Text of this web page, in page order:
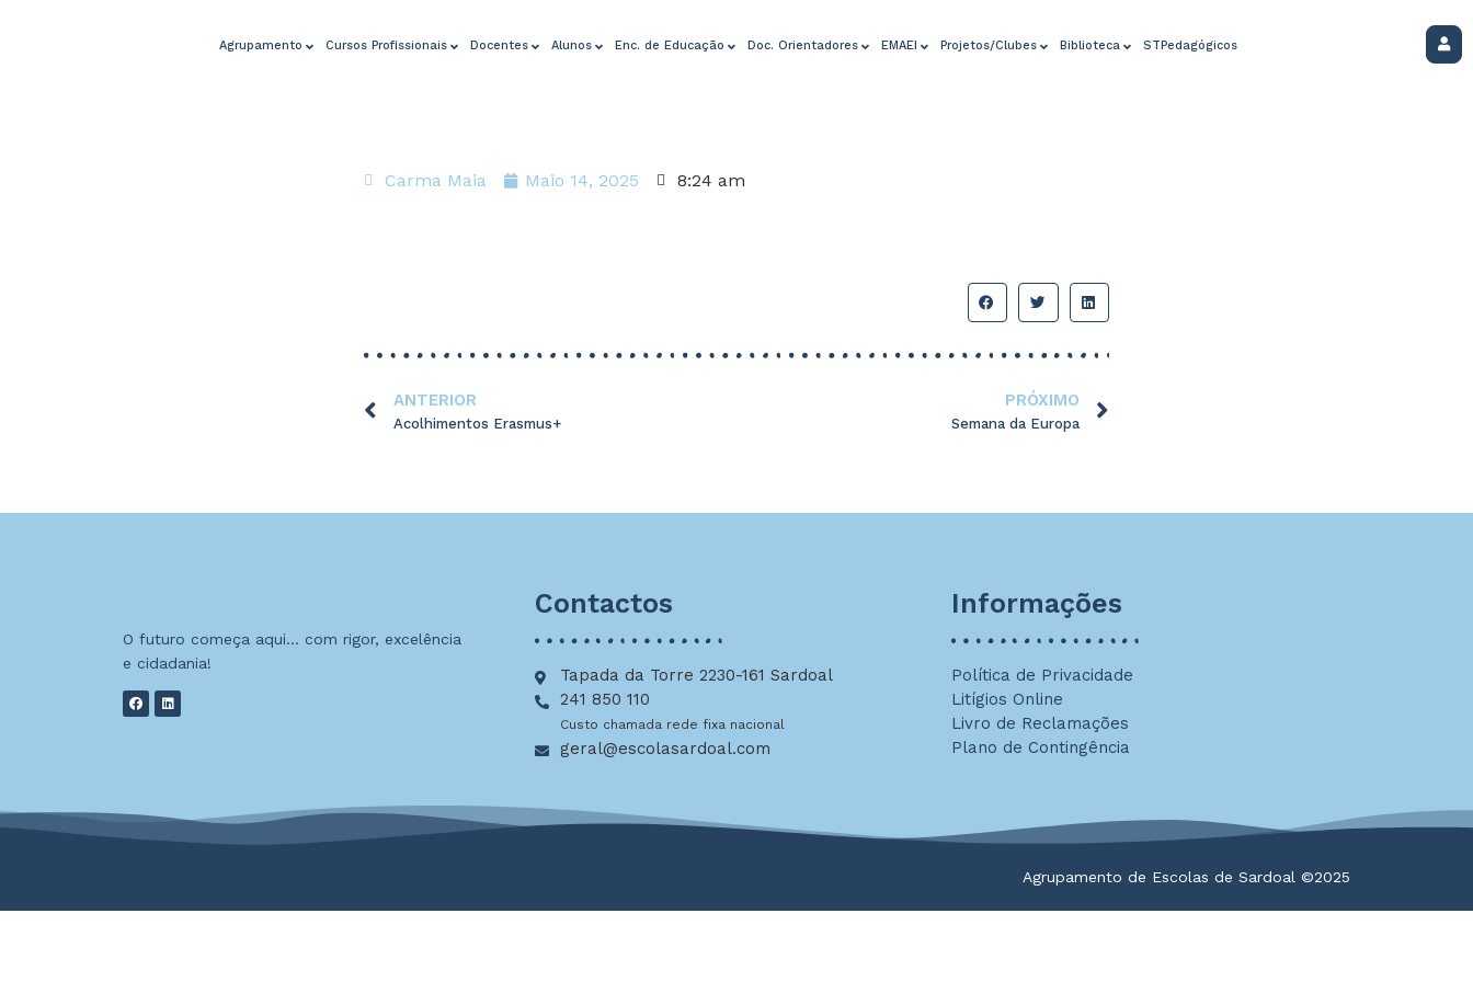
Agrupamento Cursos Profissionais Docentes Alunos Enc. de Educação Doc. Orientadores EMAEI Projetos/Clubes Biblioteca STPedagógicos
Carma Maia Maio 14, 2025 8:24 am
ANTERIOR
Acolhimentos Erasmus+
PRÓXIMO
Semana da Europa
O futuro começa aqui… com rigor, excelência
e cidadania!
Contactos
Tapada da Torre 2230-161 Sardoal
241 850 110
Custo chamada rede fixa nacional
geral@escolasardoal.com
Informações
Política de Privacidade
Litígios Online
Livro de Reclamações
Plano de Contingência
Agrupamento de Escolas de Sardoal ©2025